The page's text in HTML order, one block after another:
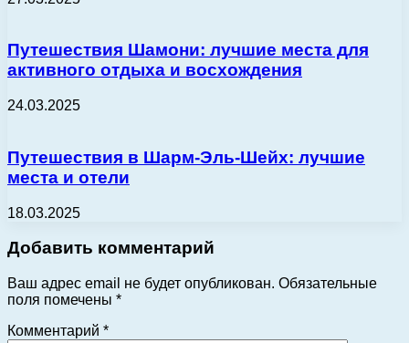
Путешествия Шамони: лучшие места для
активного отдыха и восхождения
24.03.2025
Путешествия в Шарм-Эль-Шейх: лучшие
места и отели
18.03.2025
Добавить комментарий
Ваш адрес email не будет опубликован. Обязательные
поля помечены *
Комментарий *